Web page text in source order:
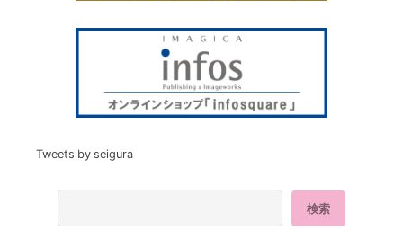
Tweets by seigura